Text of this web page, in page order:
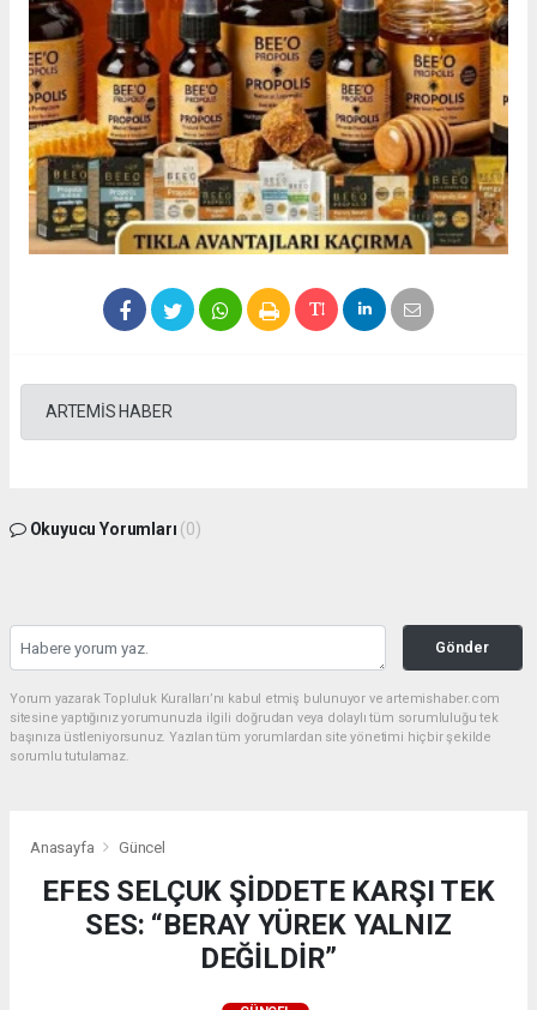
ARTEMİS HABER
Okuyucu Yorumları (0)
Gönder
Yorum yazarak Topluluk Kuralları’nı kabul etmiş bulunuyor ve artemishaber.com
sitesine yaptığınız yorumunuzla ilgili doğrudan veya dolaylı tüm sorumluluğu tek
başınıza üstleniyorsunuz. Yazılan tüm yorumlardan site yönetimi hiçbir şekilde
sorumlu tutulamaz.
Anasayfa Güncel
EFES SELÇUK ŞİDDETE KARŞI TEK
SES: “BERAY YÜREK YALNIZ
DEĞİLDİR”